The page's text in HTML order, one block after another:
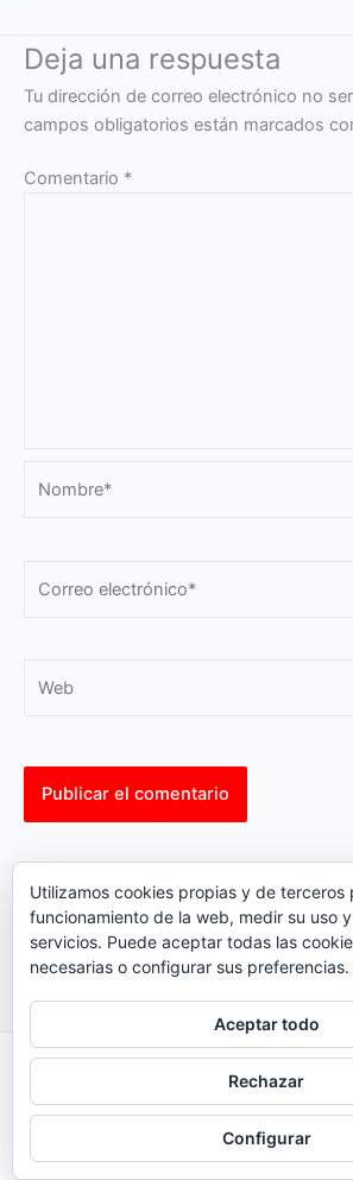
Deja una respuesta
Tu dirección de correo electrónico no
campos obligatorios están marcados
Comentario *
electrónico*
comment data is processed.
Política Cookies| Política
© 2023 |
Utilizamos cookies propias y de terceros
funcionamiento de la web, medir su uso
servicios. Puede aceptar todas las
necesarias o configurar sus preferencias.
Aceptar todo
Rechazar
Configurar